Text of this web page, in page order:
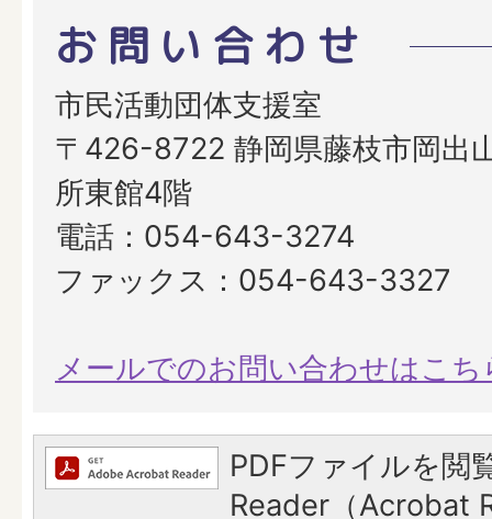
お問い合わせ
市民活動団体支援室
〒426-8722 静岡県藤枝市岡出
所東館4階
電話：054-643-3274
ファックス：054-643-3327
メールでのお問い合わせはこち
PDFファイルを閲
Reader（Acrobat